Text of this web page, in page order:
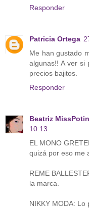
Responder
Patricia Ortega
Me han gustado
algunas!! A ver si
precios bajitos.
Responder
Beatriz
10:13
EL MONO
quizá por eso me
REME
la marca.
NIKKY MODA: Lo